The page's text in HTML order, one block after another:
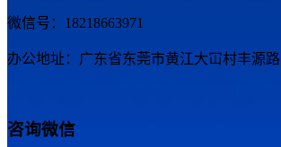
微信号：18218663971
办公地址：广东省东莞市黄江大冚村丰源路
咨询微信